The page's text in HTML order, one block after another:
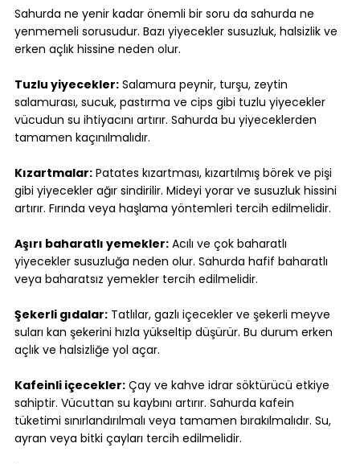
Sahurda ne yenir kadar önemli bir soru da sahurda ne
yenmemeli sorusudur. Bazı yiyecekler susuzluk, halsizlik ve
erken açlık hissine neden olur.
Tuzlu yiyecekler: Salamura peynir, turşu, zeytin
salamurası, sucuk, pastırma ve cips gibi tuzlu yiyecekler
vücudun su ihtiyacını artırır. Sahurda bu yiyeceklerden
tamamen kaçınılmalıdır.
Kızartmalar: Patates kızartması, kızartılmış börek ve pişi
gibi yiyecekler ağır sindirilir. Mideyi yorar ve susuzluk hissini
artırır. Fırında veya haşlama yöntemleri tercih edilmelidir.
Aşırı baharatlı yemekler: Acılı ve çok baharatlı
yiyecekler susuzluğa neden olur. Sahurda hafif baharatlı
veya baharatsız yemekler tercih edilmelidir.
Şekerli gıdalar: Tatlılar, gazlı içecekler ve şekerli meyve
suları kan şekerini hızla yükseltip düşürür. Bu durum erken
açlık ve halsizliğe yol açar.
Kafeinli içecekler: Çay ve kahve idrar söktürücü etkiye
sahiptir. Vücuttan su kaybını artırır. Sahurda kafein
tüketimi sınırlandırılmalı veya tamamen bırakılmalıdır. Su,
ayran veya bitki çayları tercih edilmelidir.